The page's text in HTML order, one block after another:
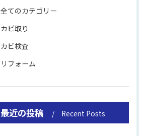
全てのカテゴリー
カビ取り
カビ検査
リフォーム
最近の投稿 Recent Posts